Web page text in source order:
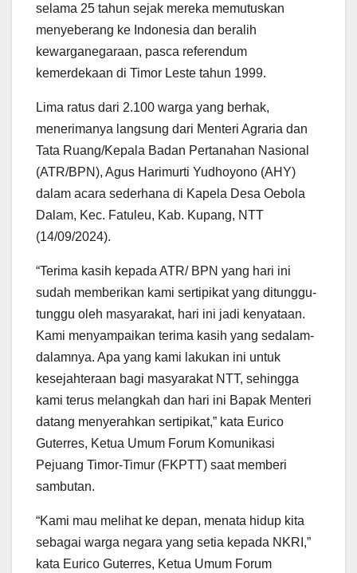
selama 25 tahun sejak mereka memutuskan
menyeberang ke Indonesia dan beralih
kewarganegaraan, pasca referendum
kemerdekaan di Timor Leste tahun 1999.
Lima ratus dari 2.100 warga yang berhak,
menerimanya langsung dari Menteri Agraria dan
Tata Ruang/Kepala Badan Pertanahan Nasional
(ATR/BPN), Agus Harimurti Yudhoyono (AHY)
dalam acara sederhana di Kapela Desa Oebola
Dalam, Kec. Fatuleu, Kab. Kupang, NTT
(14/09/2024).
“Terima kasih kepada ATR/ BPN yang hari ini
sudah memberikan kami sertipikat yang ditunggu-
tunggu oleh masyarakat, hari ini jadi kenyataan.
Kami menyampaikan terima kasih yang sedalam-
dalamnya. Apa yang kami lakukan ini untuk
kesejahteraan bagi masyarakat NTT, sehingga
kami terus melangkah dan hari ini Bapak Menteri
datang menyerahkan sertipikat,” kata Eurico
Guterres, Ketua Umum Forum Komunikasi
Pejuang Timor-Timur (FKPTT) saat memberi
sambutan.
“Kami mau melihat ke depan, menata hidup kita
sebagai warga negara yang setia kepada NKRI,”
kata Eurico Guterres, Ketua Umum Forum